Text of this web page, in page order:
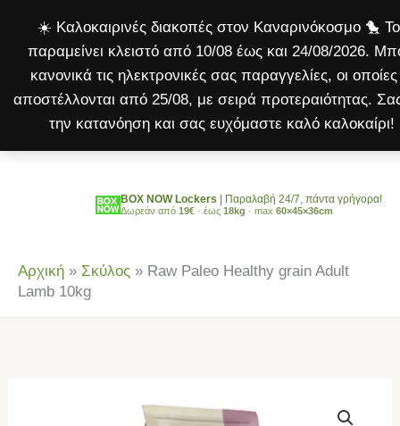
☀️ Καλοκαιρινές διακοπές στον Καναρινόκοσμο 🐤
παραμείνει κλειστό από 10/08 έως και 24/08/2026.
κανονικά τις ηλεκτρονικές σας παραγγελίες, οι
αποστέλλονται από 25/08, με σειρά προτεραιότητας.
την κατανόηση και σας ευχόμαστε καλό
περιεχόμενο
BOX NOW Lockers | Παραλαβή 24/7, πάντα γρήγορα!
Δωρεάν από 19€ · έως 18kg · max 60×45×36cm
Αρχική » Σκύλος » Raw Paleo Healthy grain Adult
Lamb 10kg
grain
Adult
Lamb
10kg
ποσότητα